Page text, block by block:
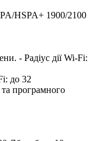
HSPA+ 1900/2100
- Радіус дії Wi-Fi:
до 32
програмного